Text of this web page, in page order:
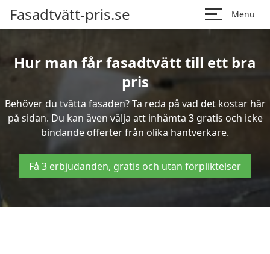
Fasadtvätt-pris.se Menu
Hur man får fasadtvätt till ett bra
pris
Behöver du tvätta fasaden? Ta reda på vad det kostar här
på sidan. Du kan även välja att inhämta 3 gratis och icke
bindande offerter från olika hantverkare.
Få 3 erbjudanden, gratis och utan förpliktelser